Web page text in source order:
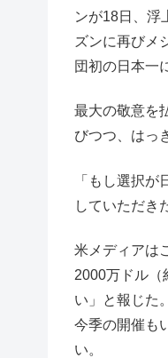
ンが18日、浮
ズンに再びメ
団初の日本一
最大の敬意を
びつつ、はっ
「もし選択
していただき
米メディアは
2000万ドル（
い」と報じた
今季の開催も
い。